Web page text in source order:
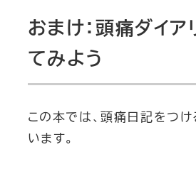
おまけ：頭痛ダイア
てみよう
この本では、頭痛日記をつけ
います。